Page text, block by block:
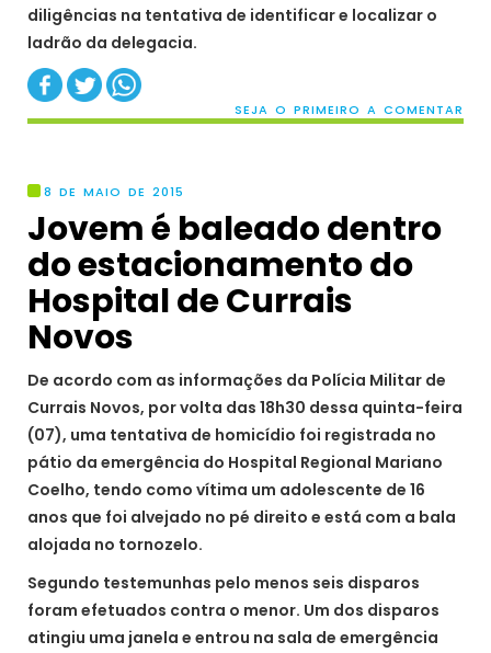
diligências na tentativa de identificar e localizar o
ladrão da delegacia.
SEJA O PRIMEIRO A COMENTAR
8 DE MAIO DE 2015
Jovem é baleado dentro
do estacionamento do
Hospital de Currais
Novos
De acordo com as informações da Polícia Militar de
Currais Novos, por volta das 18h30 dessa quinta-feira
(07), uma tentativa de homicídio foi registrada no
pátio da emergência do Hospital Regional Mariano
Coelho, tendo como vítima um adolescente de 16
anos que foi alvejado no pé direito e está com a bala
alojada no tornozelo.
Segundo testemunhas pelo menos seis disparos
foram efetuados contra o menor. Um dos disparos
atingiu uma janela e entrou na sala de emergência